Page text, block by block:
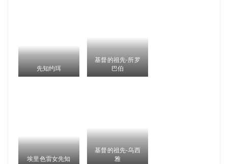
先知约珥
基督的祖先-所罗
巴伯
埃里色雷女先知
基督的祖先-乌西
雅